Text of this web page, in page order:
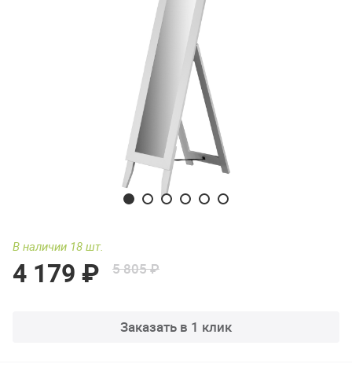
В наличии 18 шт.
4 179 ₽ 5 805 ₽
Заказать в 1 клик